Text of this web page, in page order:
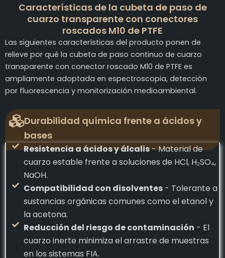
Características de la cubeta de paso de
cuarzo transparente con conectores
roscados M10 de PTFE
Las siguientes características del producto ponen de
relieve por qué la cubeta de paso continuo de cuarzo
transparente con conector roscado M10 de PTFE es
ampliamente adoptada en espectroscopia, detección
por fluorescencia y monitorización medioambiental.
Durabilidad química frente a ácidos y
bases
Resistencia a ácidos y álcalis- Material de
cuarzo estable frente a soluciones de HCl, H₂SO₄,
NaOH.
Compatibilidad con disolventes- Tolerante a
sustancias orgánicas comunes como el etanol y
la acetona.
Reducción del riesgo de contaminación - El
cuarzo inerte minimiza el arrastre de muestras
en los sistemas FIA.